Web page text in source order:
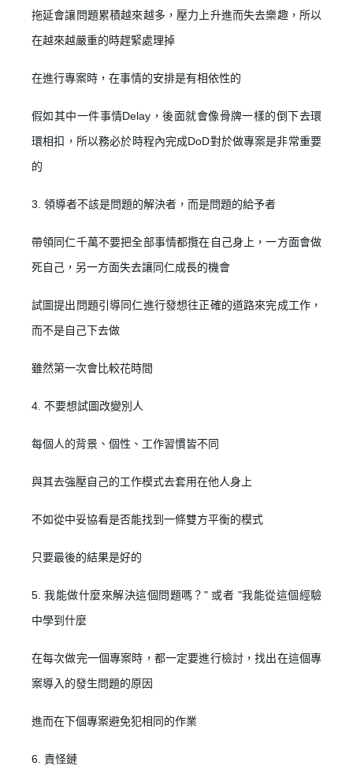
拖延會讓問題累積越來越多，壓力上升進而失去樂趣，所以
在越來越嚴重的時趕緊處理掉
在進行專案時，在事情的安排是有相依性的
假如其中一件事情Delay，後面就會像骨牌一樣的倒下去環
環相扣，所以務必於時程內完成DoD對於做專案是非常重要
的
3. 領導者不該是問題的解決者，而是問題的給予者
帶領同仁千萬不要把全部事情都攬在自己身上，一方面會做
死自己，另一方面失去讓同仁成長的機會
試圖提出問題引導同仁進行發想往正確的道路來完成工作，
而不是自己下去做
雖然第一次會比較花時間
4. 不要想試圖改變別人
每個人的背景、個性、工作習慣皆不同
與其去強壓自己的工作模式去套用在他人身上
不如從中妥協看是否能找到一條雙方平衡的模式
只要最後的結果是好的
5. 我能做什麼來解決這個問題嗎？" 或者 "我能從這個經驗
中學到什麼
在每次做完一個專案時，都一定要進行檢討，找出在這個專
案導入的發生問題的原因
進而在下個專案避免犯相同的作業
6. 責怪鏈